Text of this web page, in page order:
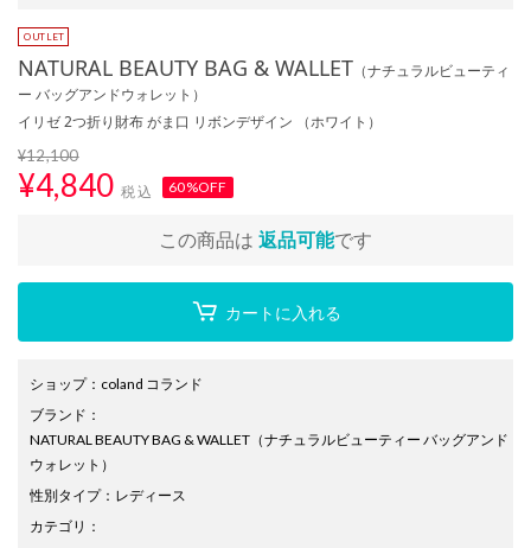
NATURAL BEAUTY BAG & WALLET （ナチュラルビューティ
ー バッグアンドウォレット）
イリゼ 2つ折り財布 がま口 リボンデザイン （ホワイト）
¥12,100
¥4,840 税込 60%OFF
この商品は 返品可能です
カートに入れる
ショップ： coland コランド
ブランド ：
NATURAL BEAUTY BAG & WALLET （ナチュラルビューティー バッグアンド
ウォレット）
性別タイプ： レディース
カテゴリ ：